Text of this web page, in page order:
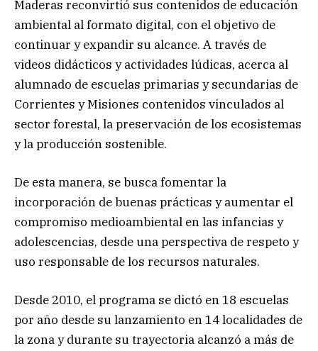
Maderas reconvirtió sus contenidos de educación
ambiental al formato digital, con el objetivo de
continuar y expandir su alcance. A través de
videos didácticos y actividades lúdicas, acerca al
alumnado de escuelas primarias y secundarias de
Corrientes y Misiones contenidos vinculados al
sector forestal, la preservación de los ecosistemas
y la producción sostenible.
De esta manera, se busca fomentar la
incorporación de buenas prácticas y aumentar el
compromiso medioambiental en las infancias y
adolescencias, desde una perspectiva de respeto y
uso responsable de los recursos naturales.
Desde 2010, el programa se dictó en 18 escuelas
por año desde su lanzamiento en 14 localidades de
la zona y durante su trayectoria alcanzó a más de